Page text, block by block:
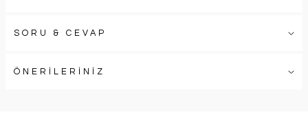
SORU & CEVAP
ÖNERİLERİNİZ